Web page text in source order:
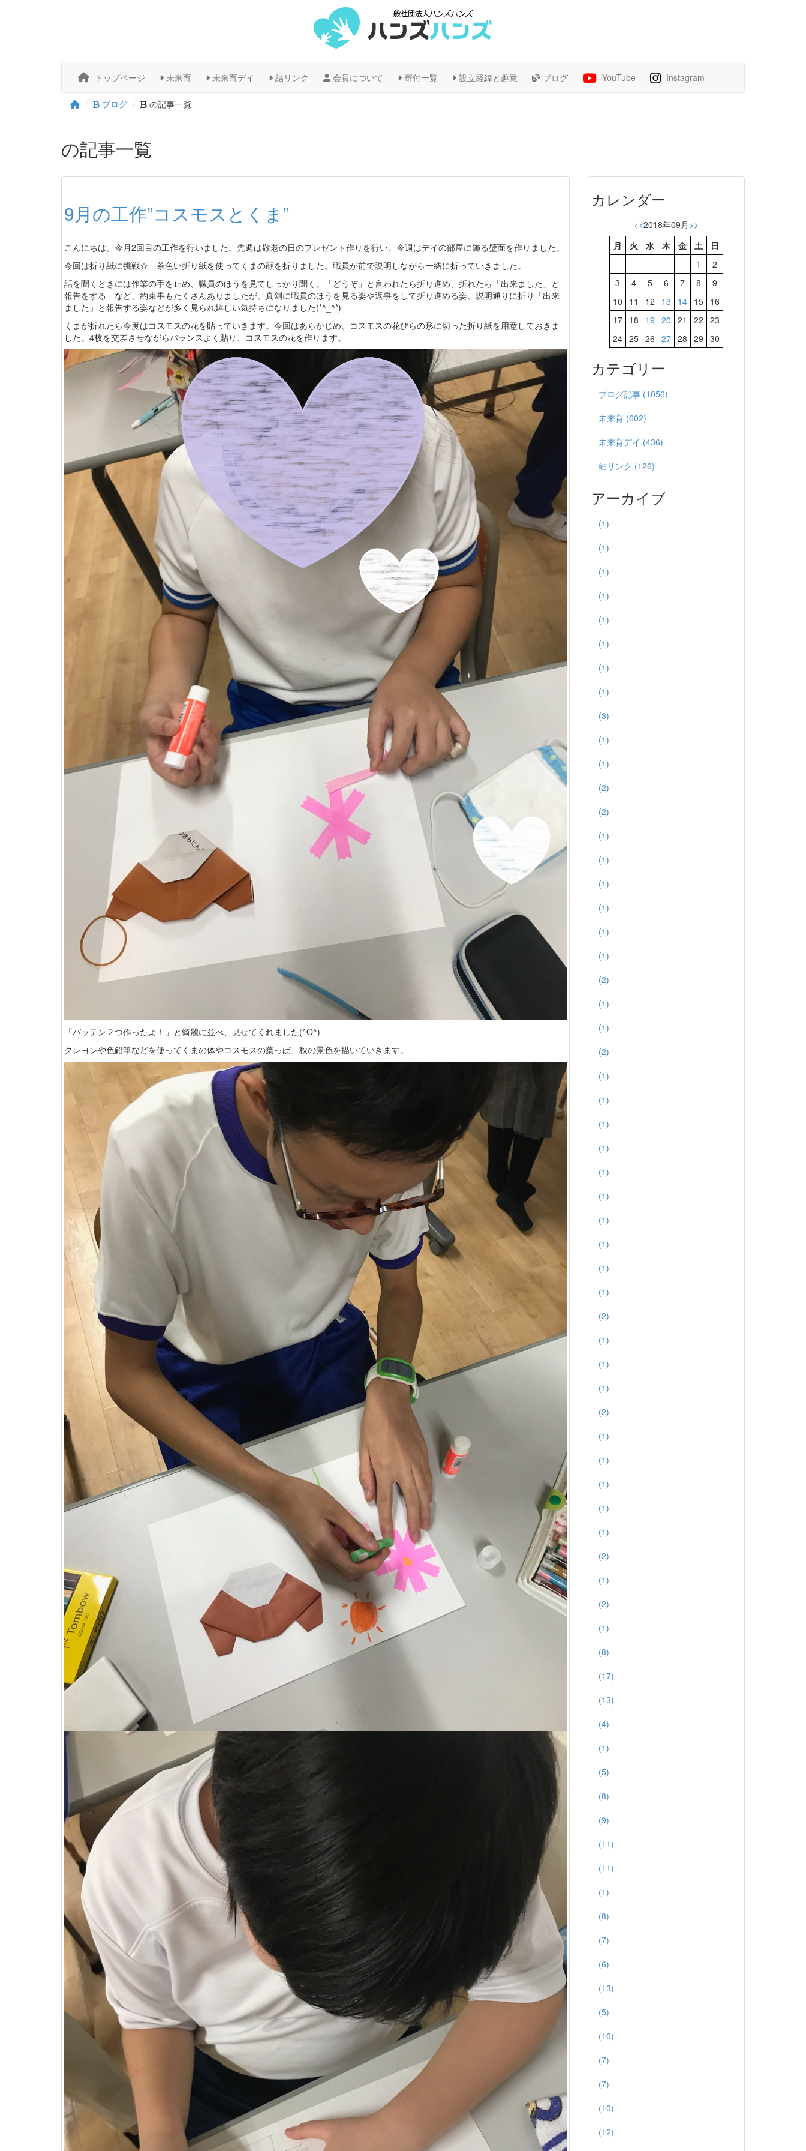
トップページ 未来育 未来育デイ 結リンク 会員について 寄付一覧 設立経緯と趣意 ブログ YouTube Instagram
ブログ の記事一覧
の記事一覧
9月の工作”コスモスとくま”
こんにちは。今月2回目の工作を行いました。先週は敬老の日のプレゼント作りを行い、今週はデイの部屋に飾る壁面を作りました。
今回は折り紙に挑戦☆ 茶色い折り紙を使ってくまの顔を折りました。職員が前で説明しながら一緒に折っていきました。
話を聞くときには作業の手を止め、職員のほうを見てしっかり聞く。「どうぞ」と言われたら折り進め、折れたら「出来ました」と
報告をする など、約束事もたくさんありましたが、真剣に職員のほうを見る姿や返事をして折り進める姿、説明通りに折り「出来
ました」と報告する姿などが多く見られ嬉しい気持ちになりました(*^_^*)
くまが折れたら今度はコスモスの花を貼っていきます。今回はあらかじめ、コスモスの花びらの形に切った折り紙を用意しておきま
した。4枚を交差させながらバランスよく貼り、コスモスの花を作ります。
「バッテン２つ作ったよ！」と綺麗に並べ、見せてくれました(^O^)
クレヨンや色鉛筆などを使ってくまの体やコスモスの葉っぱ、秋の景色を描いていきます。
カレンダー
<<2018年09月 >>
月
火 水 木 金 土
日
1
2
3
4 5 6 7 8
9
10
11 12 13 14 15 16
17 18 19 20 21 22
23
24 25 26 27 28 29 30
カテゴリー
ブログ記事 (1056)
未来育 (602)
未来育デイ (436)
結リンク (126)
アーカイブ
(1)
(1)
(1)
(1)
(1)
(1)
(1)
(1)
(3)
(1)
(1)
(2)
(2)
(1)
(1)
(1)
(1)
(1)
(1)
(2)
(1)
(1)
(2)
(1)
(1)
(1)
(1)
(1)
(1)
(1)
(1)
(1)
(1)
(2)
(1)
(1)
(1)
(2)
(1)
(1)
(1)
(1)
(1)
(2)
(1)
(2)
(1)
(8)
(17)
(13)
(4)
(1)
(5)
(8)
(9)
(11)
(11)
(1)
(8)
(7)
(6)
(13)
(5)
(16)
(7)
(7)
(10)
(12)